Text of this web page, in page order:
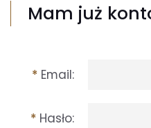
Mam już
Email
Hasło